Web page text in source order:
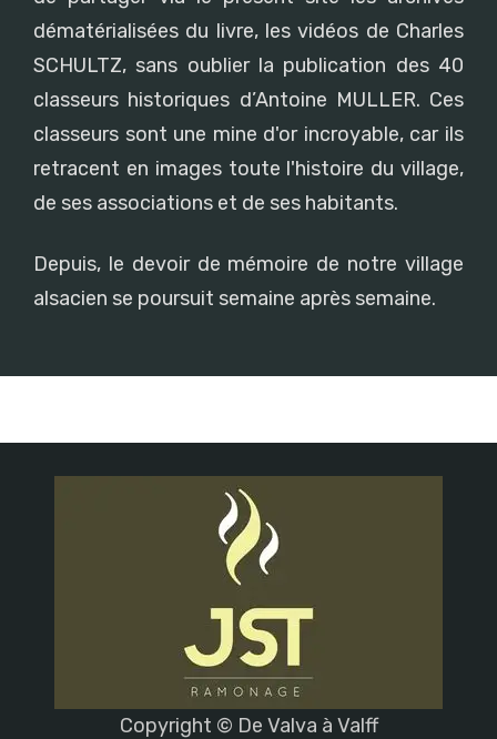
dématérialisées du livre, les vidéos de Charles
SCHULTZ, sans oublier la publication des 40
classeurs historiques d’Antoine MULLER. Ces
classeurs sont une mine d'or incroyable, car ils
retracent en images toute l'histoire du village,
de ses associations et de ses habitants.
Depuis, le devoir de mémoire de notre village
alsacien se poursuit semaine après semaine.
Copyright © De Valva à Valff